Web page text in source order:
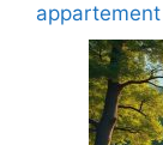
appartement